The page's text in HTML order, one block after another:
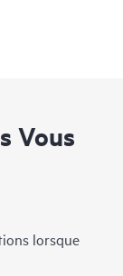
Vous
lorsque